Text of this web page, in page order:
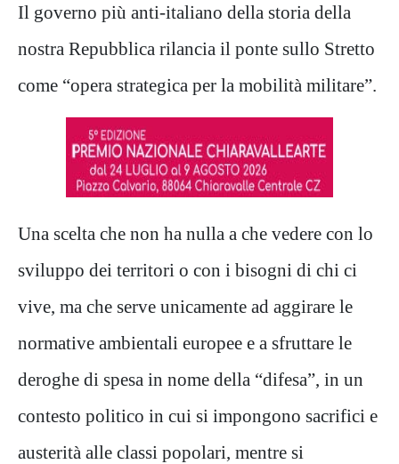
Il governo più anti-italiano della storia della
nostra Repubblica rilancia il ponte sullo Stretto
come “opera strategica per la mobilità militare”.
Una scelta che non ha nulla a che vedere con lo
sviluppo dei territori o con i bisogni di chi ci
vive, ma che serve unicamente ad aggirare le
normative ambientali europee e a sfruttare le
deroghe di spesa in nome della “difesa”, in un
contesto politico in cui si impongono sacrifici e
austerità alle classi popolari, mentre si